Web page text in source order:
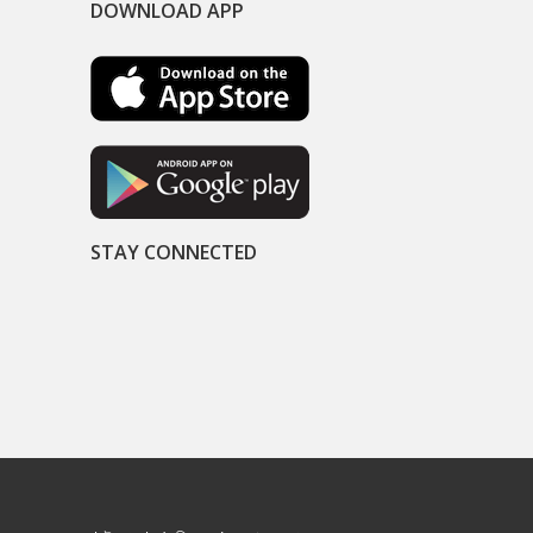
DOWNLOAD APP
STAY CONNECTED